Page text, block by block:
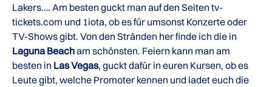
Lakers…. Am besten guckt man auf den Seiten tv-
tickets.com und 1iota, ob es für umsonst Konzerte oder
TV-Shows gibt. Von den Stränden her finde ich die in
Laguna Beacham schönsten. Feiern kann man am
besten in Las Vegas, guckt dafür in euren Kursen, ob es
Leute gibt, welche Promoter kennen und ladet euch die